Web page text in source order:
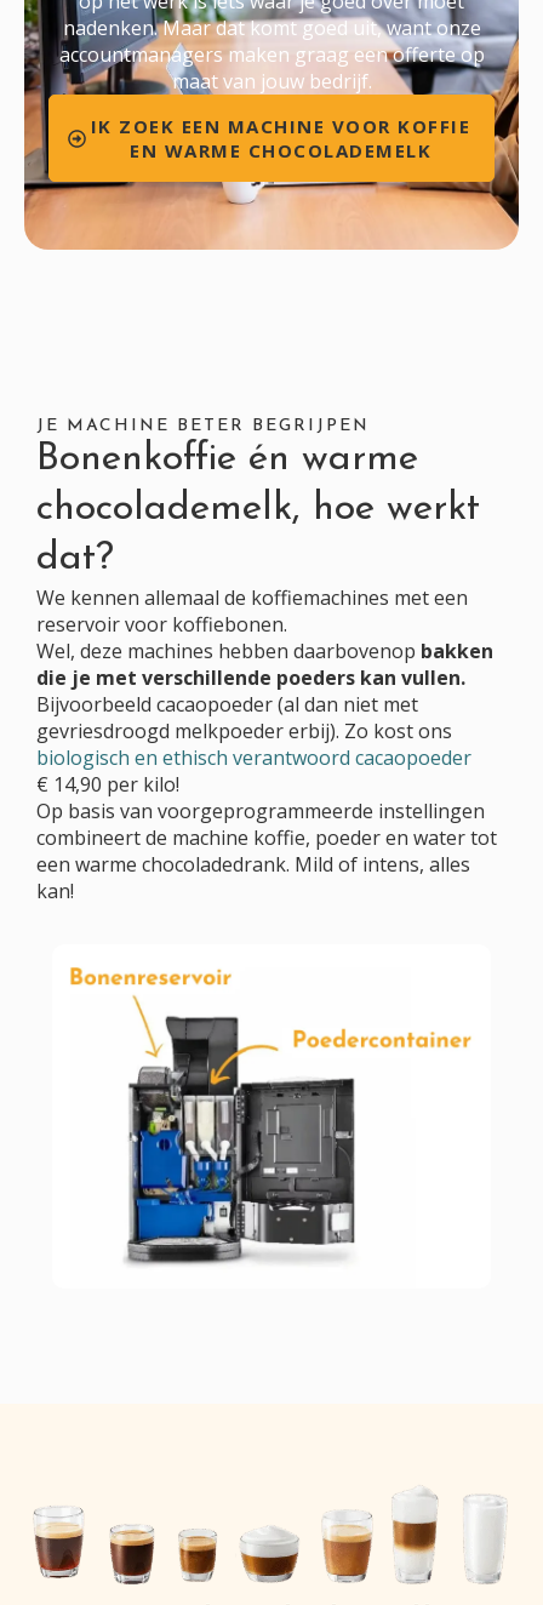
nadenken. Maar dat komt goed uit, want onze
accountmanagers maken graag een offerte op
maat van jouw bedrijf.
IK ZOEK EEN MACHINE VOOR KOFFIE
EN WARME CHOCOLADEMELK
JE MACHINE BETER BEGRIJPEN
Bonenkoffie én warme
chocolademelk, hoe werkt
dat?
We kennen allemaal de koffiemachines met een
reservoir voor koffiebonen.
Wel, deze machines hebben daarbovenop bakken
die je met verschillende poeders kan vullen.
Bijvoorbeeld cacaopoeder (al dan niet met
gevriesdroogd melkpoeder erbij). Zo kost ons
biologisch en ethisch verantwoord cacaopoeder
€ 14,90 per kilo!
Op basis van voorgeprogrammeerde instellingen
combineert de machine koffie, poeder en water tot
een warme chocoladedrank. Mild of intens, alles
kan!